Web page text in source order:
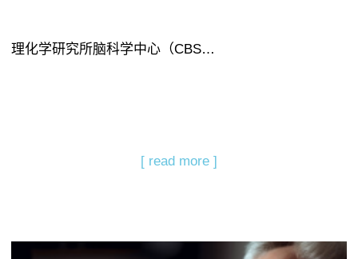
理化学研究所脑科学中心（CBS…
[ read more ]